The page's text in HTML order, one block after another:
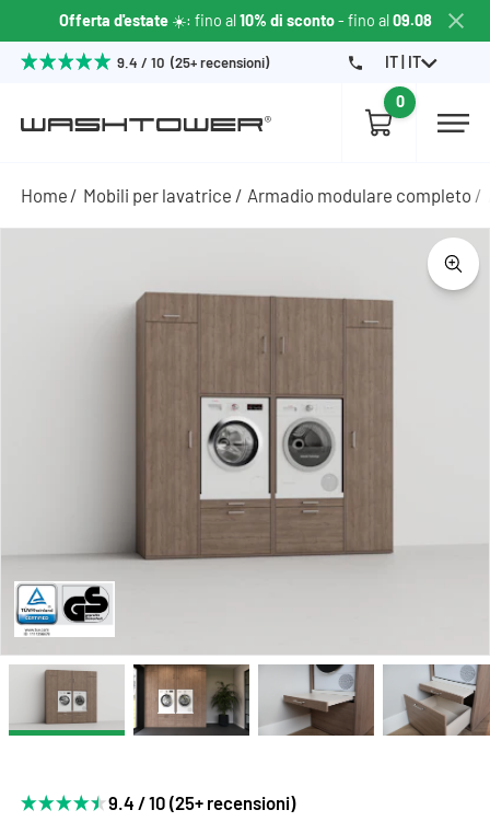
Offerta d'estate☀️: fino al10% di sconto- fino al09.08
9.4 / 10 (25+ recensioni) IT | IT
0
Home Mobili per lavatrice Armadio modulare completo
9.4 / 10 (25+ recensioni)